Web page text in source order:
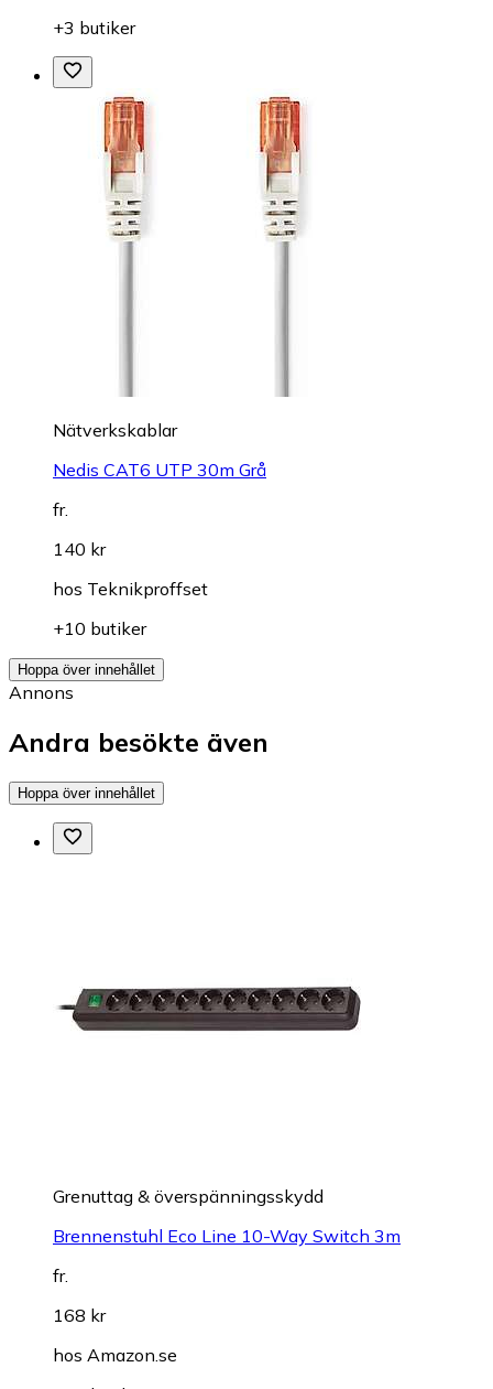
+3 butiker
Nätverkskablar
Nedis CAT6 UTP 30m Grå
fr.
140 kr
hos Teknikproffset
+10 butiker
Hoppa över innehållet
Annons
Andra besökte även
Hoppa över innehållet
Grenuttag & överspänningsskydd
Brennenstuhl Eco Line 10-Way Switch 3m
fr.
168 kr
hos Amazon.se